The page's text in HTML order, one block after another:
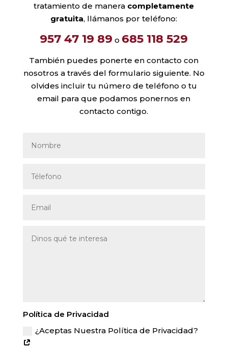
tratamiento de manera completamente
gratuita, llámanos por teléfono:
957 47 19 89 o 685 118 529
También puedes ponerte en contacto con
nosotros a través del formulario siguiente. No
olvides incluir tu número de teléfono o tu
email para que podamos ponernos en
contacto contigo.
Política de Privacidad
¿Aceptas Nuestra Política de Privacidad?